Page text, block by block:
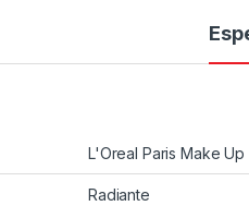
L'Oreal Paris Make Up
Radiante